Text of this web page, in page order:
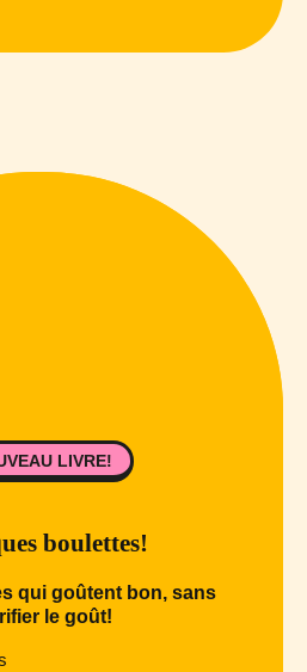
boulettes!
qui goûtent bon, sans
le goût!
LIVRE!